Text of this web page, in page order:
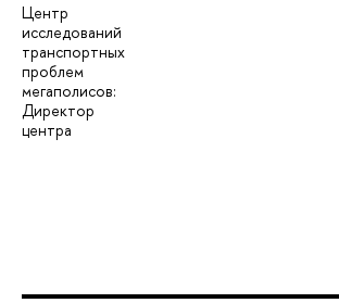
Центр
исследований
транспортных
проблем
мегаполисов:
Директор
центра